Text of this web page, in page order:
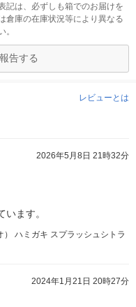
記は、必ずしも箱でのお届けを
倉庫の在庫状況等により異なる
。
告する
レビューとは
2026年5月8日 21時32分
ます。
ハミガキ スプラッシュシトラ
2024年1月21日 20時27分